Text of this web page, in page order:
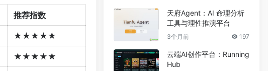
推荐指数
★★★★★
★★★★★
天府Agent：AI 命理分析
工具与理性推演平台
3个月前 197
云端AI创作平台：Running
Hub